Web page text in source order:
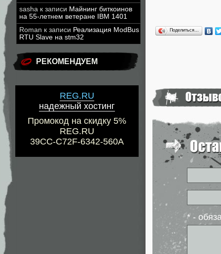
sasha к записи Майнинг биткоинов
на 55-летнем ветеране IBM 1401
Roman к записи Реализация ModBus
RTU Slave на stm32
РЕКОМЕНДУЕМ
REG.RU
надежный хостинг
Промокод на скидку 5%
REG.RU
39CC-C72F-6342-560A
Поделиться…
* -